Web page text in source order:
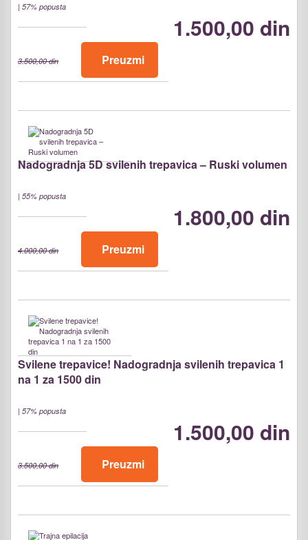
| 57% popusta
1.500,00 din
3.500,00 din Preuzmi
Nadogradnja 5D svilenih trepavica – Ruski volumen
| 55% popusta
1.800,00 din
4.000,00 din Preuzmi
Svilene trepavice! Nadogradnja svilenih trepavica 1
na 1 za 1500 din
| 57% popusta
1.500,00 din
3.500,00 din Preuzmi